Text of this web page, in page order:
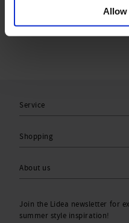
Allow
Service
Shopping
About us
Join the Lidea newsletter for
summer style inspiration!